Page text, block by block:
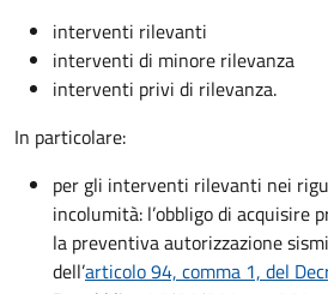
interventi rilevanti
interventi di minore rilevanza
interventi privi di rilevanza.
In particolare:
per gli interventi rilevanti nei
incolumità: l’obbligo di acquisire
la preventiva autorizzazione
dell’articolo 94, comma 1, del